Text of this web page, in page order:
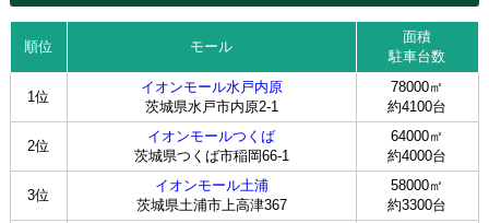
順位 モール
面積
駐車台数
1位
イオンモール水戸内原
茨城県水戸市内原2-1
78000㎡
約4100台
2位
イオンモールつくば
茨城県つくば市稲岡66-1
64000㎡
約4000台
3位
イオンモール土浦
茨城県土浦市上高津367
58000㎡
約3300台